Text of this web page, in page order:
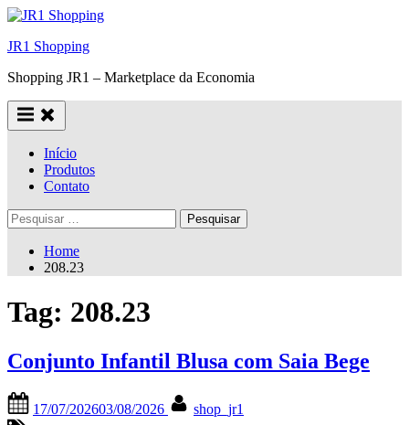
Skip
content
JR1 Shopping
Shopping JR1 – Marketplace da Economia
Início
Produtos
Contato
Pesquisar
por:
Home
208.23
Tag: 208.23
Conjunto Infantil Blusa com Saia Bege
on
17/07/202603/08/2026
shop_jr1